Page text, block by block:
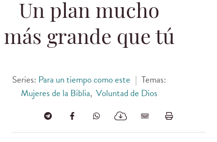
Un plan mucho
más grande que tú
Series: Para un tiempo como este | Temas:
Mujeres de la Biblia, Voluntad de Dios